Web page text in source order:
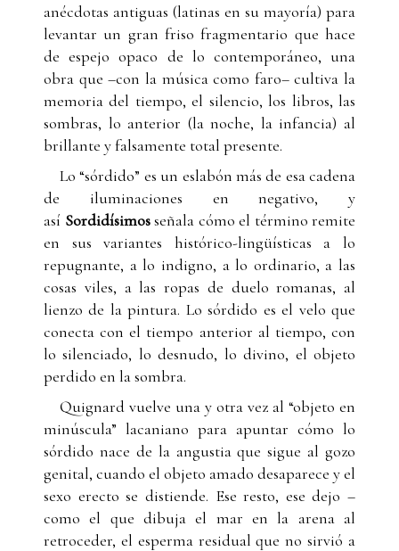
anécdotas antiguas (latinas en su mayoría) para
levantar un gran friso fragmentario que hace
de espejo opaco de lo contemporáneo, una
obra que –con la música como faro– cultiva la
memoria del tiempo, el silencio, los libros, las
sombras, lo anterior (la noche, la infancia) al
brillante y falsamente total presente.
Lo “sórdido” es un eslabón más de esa cadena
de iluminaciones en negativo, y
así Sordidísimosseñala cómo el término remite
en sus variantes histórico-lingüísticas a lo
repugnante, a lo indigno, a lo ordinario, a las
cosas viles, a las ropas de duelo romanas, al
lienzo de la pintura. Lo sórdido es el velo que
conecta con el tiempo anterior al tiempo, con
lo silenciado, lo desnudo, lo divino, el objeto
perdido en la sombra.
Quignard vuelve una y otra vez al “objeto en
minúscula” lacaniano para apuntar cómo lo
sórdido nace de la angustia que sigue al gozo
genital, cuando el objeto amado desaparece y el
sexo erecto se distiende. Ese resto, ese dejo –
como el que dibuja el mar en la arena al
retroceder, el esperma residual que no sirvió a